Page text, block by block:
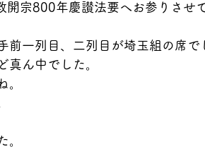
宗800年慶讃法要へお参りさせ
前一列目、二列目が埼玉組の席で
真ん中でした。
。
。